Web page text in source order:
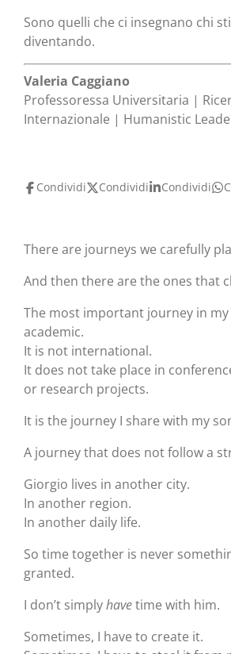
Sono quelli che ci insegnano chi
diventando.
Valeria Caggiano
Professoressa Universitaria |
Internazionale | Humanistic
Condividi Condividi Condividi
There are journeys we carefully
And then there are the ones that
The most important journey in
academic.
It is not international.
It does not take place in
or research projects.
It is the journey I share with my
A journey that does not follow a
Giorgio lives in another city.
In another region.
In another daily life.
So time together is never
granted.
I don’t simplyhavetime with him.
Sometimes, I have to create it.